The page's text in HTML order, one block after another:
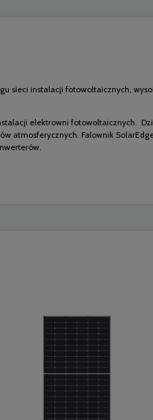
instalacji fotowoltaicznych,
elektrowni fotowoltaicznych.
atmosferycznych. Falownik